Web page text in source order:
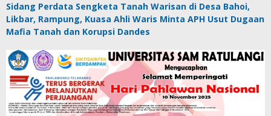
Sidang Perdata Sengketa Tanah Warisan di Desa Bahoi,
Likbar, Rampung, Kuasa Ahli Waris Minta APH Usut Dugaan
Mafia Tanah dan Korupsi Dandes